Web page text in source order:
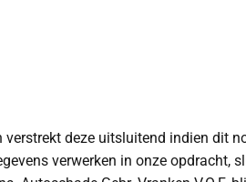
verstrekt deze uitsluitend indien dit
verwerken in onze opdracht,